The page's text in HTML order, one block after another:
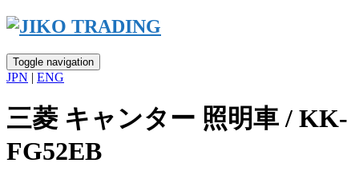
Skip
content
Toggle navigation
JPN | ENG
三菱 キャンター 照明車 / KK-
FG52EB